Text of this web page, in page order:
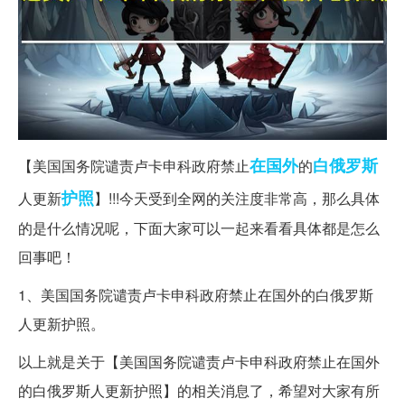
【美国国务院谴责卢卡申科政府禁止在国外的白俄罗斯
人更新护照】!!!今天受到全网的关注度非常高，那么具体
的是什么情况呢，下面大家可以一起来看看具体都是怎么
回事吧！
1、美国国务院谴责卢卡申科政府禁止在国外的白俄罗斯
人更新护照。
以上就是关于【美国国务院谴责卢卡申科政府禁止在国外
的白俄罗斯人更新护照】的相关消息了，希望对大家有所